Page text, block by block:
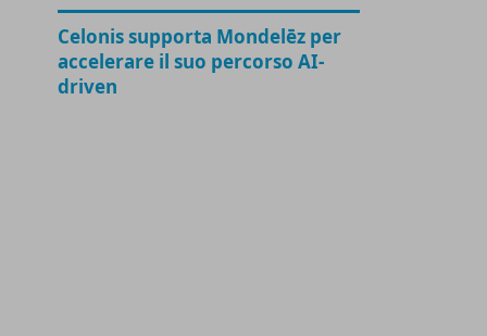
Celonis supporta Mondelēz per
accelerare il suo percorso AI-
driven